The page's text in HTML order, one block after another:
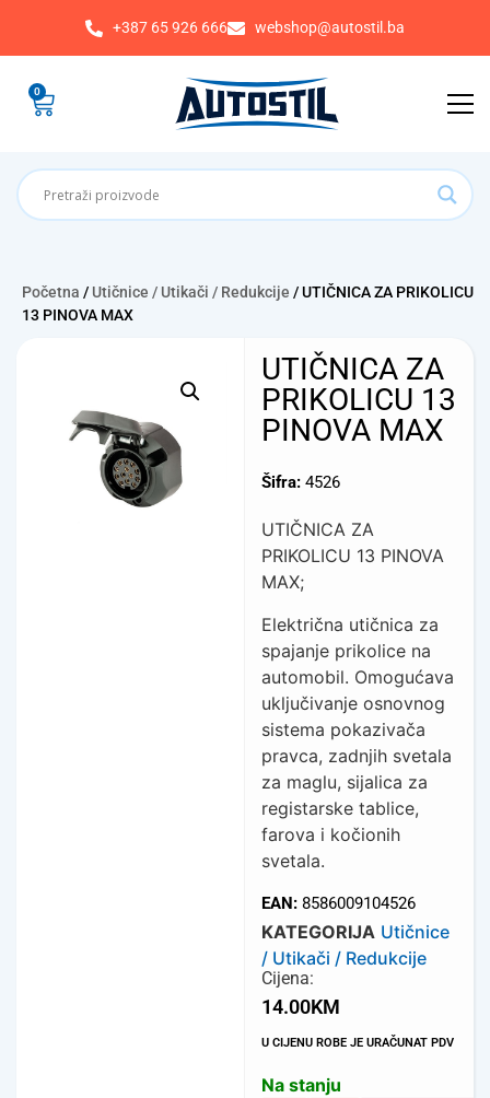
+387 65 926 666 webshop@autostil.ba
0
Početna / Utičnice / Utikači / Redukcije / UTIČNICA ZA PRIKOLICU
13 PINOVA MAX
UTIČNICA ZA
PRIKOLICU 13
PINOVA MAX
Šifra:4526
UTIČNICA ZA
PRIKOLICU 13 PINOVA
MAX;
Električna utičnica za
spajanje prikolice na
automobil. Omogućava
uključivanje osnovnog
sistema pokazivača
pravca, zadnjih svetala
za maglu, sijalica za
registarske tablice,
farova i kočionih
svetala.
EAN:8586009104526
KATEGORIJA Utičnice
/ Utikači / Redukcije
Cijena:
14.00KM
U CIJENU ROBE JE URAČUNAT PDV
Na stanju